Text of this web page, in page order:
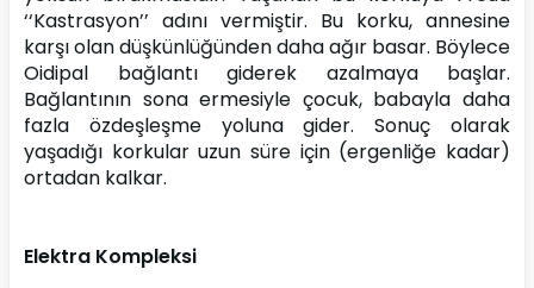
‘‘Kastrasyon’’ adını vermiştir. Bu korku, annesine
karşı olan düşkünlüğünden daha ağır basar. Böylece
Oidipal bağlantı giderek azalmaya başlar.
Bağlantının sona ermesiyle çocuk, babayla daha
fazla özdeşleşme yoluna gider. Sonuç olarak
yaşadığı korkular uzun süre için (ergenliğe kadar)
ortadan kalkar.
Elektra Kompleksi